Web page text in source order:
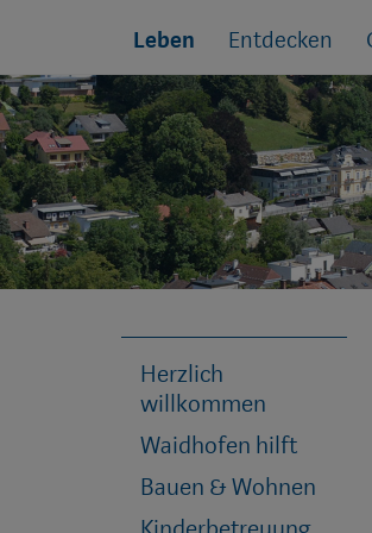
Sprungmarken
zu:
Leben Entdecken
Herzlich
willkommen
Waidhofen hilft
Bauen & Wohnen